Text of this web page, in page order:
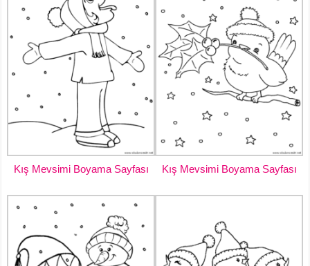
Kış Mevsimi Boyama Sayfası Kış Mevsimi Boyama Sayfası